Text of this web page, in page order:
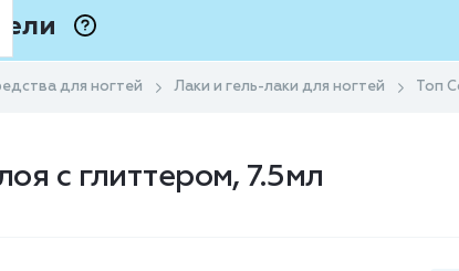
для ногтей Лаки и гель-лаки для ногтей Топ
с глиттером, 7.5мл